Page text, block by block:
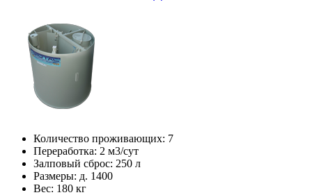
Количество проживающих: 7
Переработка: 2 м3/сут
Залповый сброс: 250 л
Размеры: д. 1400
Вес: 180 кг